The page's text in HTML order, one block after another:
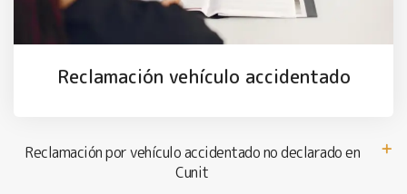
Reclamación vehículo accidentado
Reclamación por vehículo accidentado no declarado en
Cunit